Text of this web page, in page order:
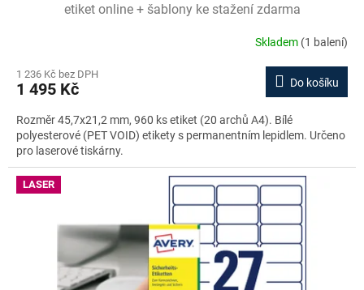
etiket online + šablony ke stažení zdarma
Skladem (1 balení)
1 236 Kč bez DPH
1 495 Kč Do košíku
Rozměr 45,7x21,2 mm, 960 ks etiket (20 archů A4). Bílé
polyesterové (PET VOID) etikety s permanentním lepidlem. Určeno
pro laserové tiskárny.
LASER